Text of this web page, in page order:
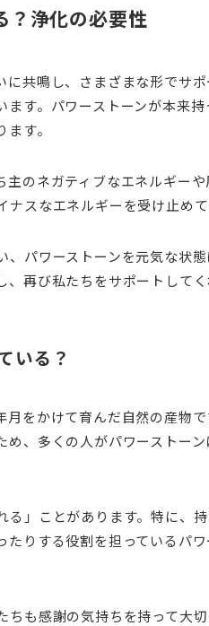
？浄化の必要性
に共鳴し、さまざまな形でサ
ます。パワーストーンが本来
す。
のネガティブなエネルギー
スなエネルギーを受け止めて
、パワーストーンを元気な状
再び私たちをサポートしてく
いる？
月をかけて育んだ自然の産物
め、多くの人がパワーストー
る」ことがあります。特に、
たりする役割を担っているパ
ちも感謝の気持ちを持って大